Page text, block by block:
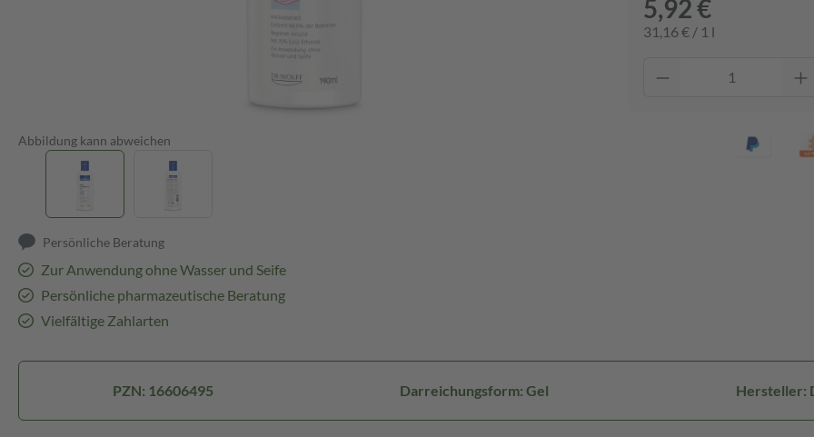
Abbildung kann abweichen
Persönliche Beratung
Zur Anwendung ohne Wasser und Seife
Persönliche pharmazeutische Beratung
Vielfältige Zahlarten
5,92 €
31,16 € / 1 l
PZN: 16606495 Darreichungsform: Gel Hersteller: